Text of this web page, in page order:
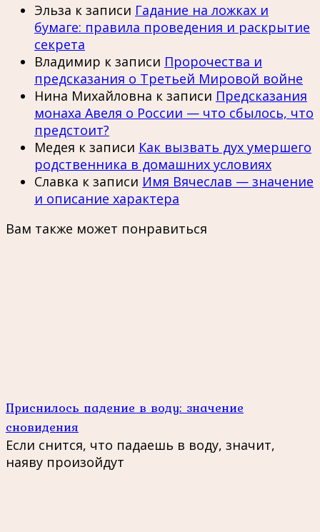
Эльза к записи Гадание на ложках и
бумаге: правила проведения и раскрытие
секрета
Владимир к записи Пророчества и
предсказания о Третьей Мировой войне
Нина Михайловна к записи Предсказания
монаха Авеля о России — что сбылось, что
предстоит?
Медея к записи Как вызвать дух умершего
родственника в домашних условиях
Славка к записи Имя Вячеслав — значение
и описание характера
Вам также может понравиться
Приснилось падение в воду: значение
сновидения
Если снится, что падаешь в воду, значит,
наяву произойдут